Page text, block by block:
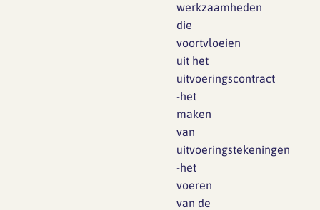
werkzaamheden
die
voortvloeien
uit het
uitvoeringscontract
-het
maken
van
uitvoeringstekeningen
-het
voeren
van de